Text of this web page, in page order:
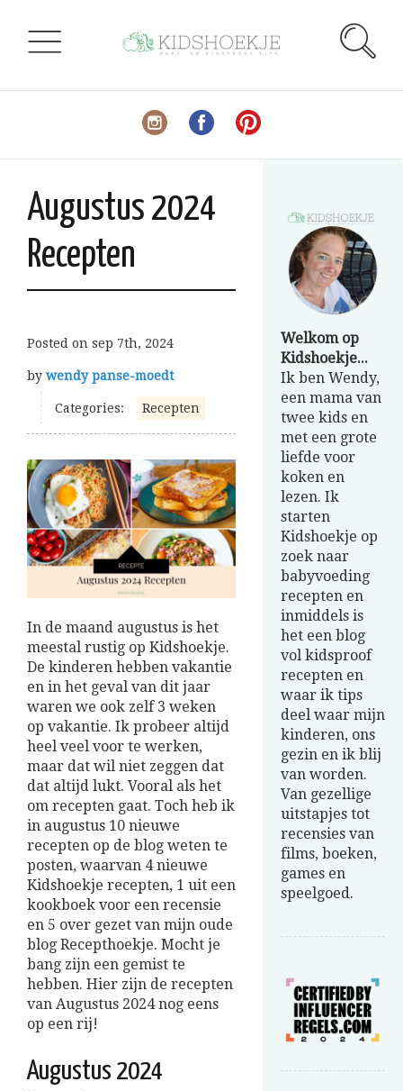
Augustus 2024
Recepten
Posted on sep 7th, 2024
by wendy panse-moedt
Categories: Recepten
In de maand augustus is het
meestal rustig op Kidshoekje.
De kinderen hebben vakantie
en in het geval van dit jaar
waren we ook zelf 3 weken
op vakantie. Ik probeer altijd
heel veel voor te werken,
maar dat wil niet zeggen dat
dat altijd lukt. Vooral als het
om recepten gaat. Toch heb ik
in augustus 10 nieuwe
recepten op de blog weten te
posten, waarvan 4 nieuwe
Kidshoekje recepten, 1 uit een
kookboek voor een recensie
en 5 over gezet van mijn oude
blog Recepthoekje. Mocht je
bang zijn een gemist te
hebben. Hier zijn de recepten
van Augustus 2024 nog eens
op een rij!
Augustus 2024
Welkom op
Kidshoekje...
Ik ben Wendy,
een mama van
twee kids en
met een grote
liefde voor
koken en
lezen. Ik
starten
Kidshoekje op
zoek naar
babyvoeding
recepten en
inmiddels is
het een blog
vol kidsproof
recepten en
waar ik tips
deel waar mijn
kinderen, ons
gezin en ik blij
van worden.
Van gezellige
uitstapjes tot
recensies van
films, boeken,
games en
speelgoed.